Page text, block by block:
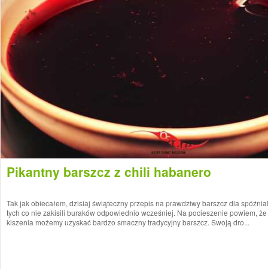
Pikantny barszcz z chili habanero
Tak jak obiecałem, dzisiaj świąteczny przepis na prawdziwy barszcz dla
tych co nie zakisili buraków odpowiednio wcześniej. Na pocieszenie powiem,
kiszenia możemy uzyskać bardzo smaczny tradycyjny barszcz. Swoją dro...